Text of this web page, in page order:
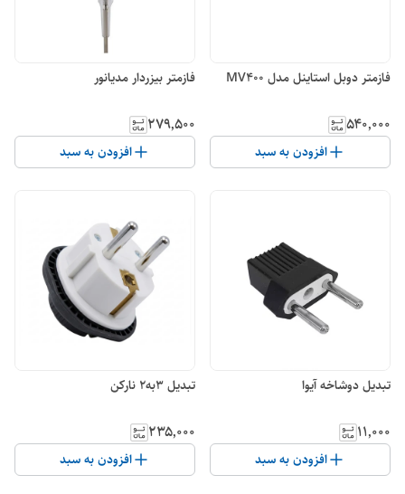
فازمتر دوبل استاینل مدل MV400
۵۴۰٬۰۰۰
افزودن به سبد
فازمتر بیزردار مدیانور
۲۷۹٬۵۰۰
افزودن به سبد
تبدیل دوشاخه آیوا
۱۱٬۰۰۰
افزودن به سبد
تبدیل 3به2 نارکن
۲۳۵٬۰۰۰
افزودن به سبد